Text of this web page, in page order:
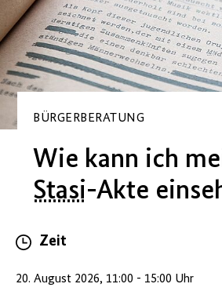
BÜRGERBERATUNG
Wie kann ich
Stasi-Akte
Zeit
20. August 2026, 11:00 - 15:00 Uhr